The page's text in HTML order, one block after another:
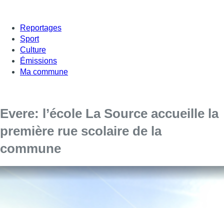
Reportages
Sport
Culture
Émissions
Ma commune
Evere: l’école La Source accueille la
première rue scolaire de la
commune